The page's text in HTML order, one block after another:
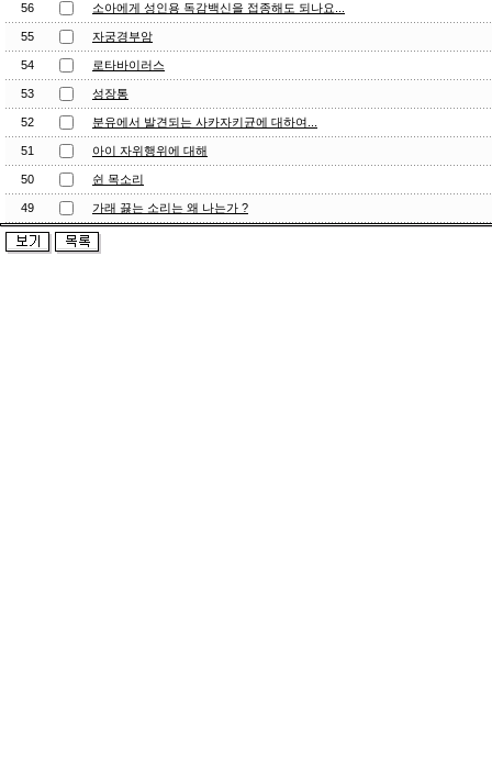
56 소아에게 성인용 독감백신을 접종해도 되나요...
55 자궁경부암
54 로타바이러스
53 성장통
52 분유에서 발견되는 사카자키균에 대하여...
51 아이 자위행위에 대해
50 쉰 목소리
49 가래 끓는 소리는 왜 나는가 ?